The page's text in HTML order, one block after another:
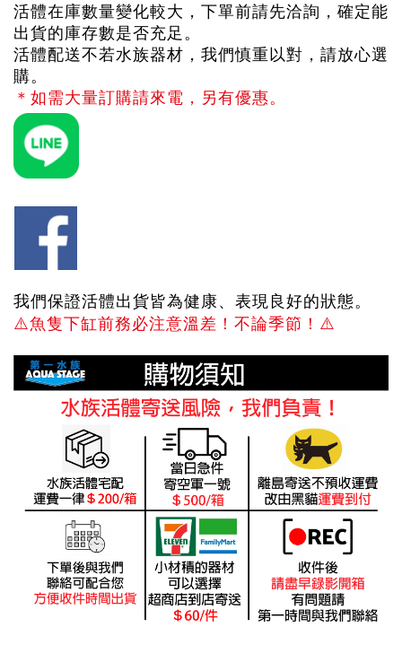
活體在庫數量變化較大，下單前請先洽詢，確定能
出貨的庫存數是否充足。
活體配送不若水族器材，我們慎重以對，請放心選
購。
＊如需大量訂購請來電，另有優惠。
我們保證活體出貨皆為健康、表現良好的狀態。
⚠️魚隻下缸前務必注意溫差！不論季節！ ⚠️